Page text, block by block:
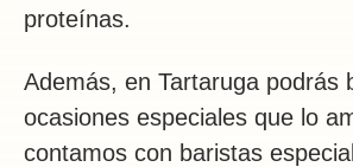
proteínas.
Además, en Tartaruga podrás
ocasiones especiales que lo
contamos con baristas